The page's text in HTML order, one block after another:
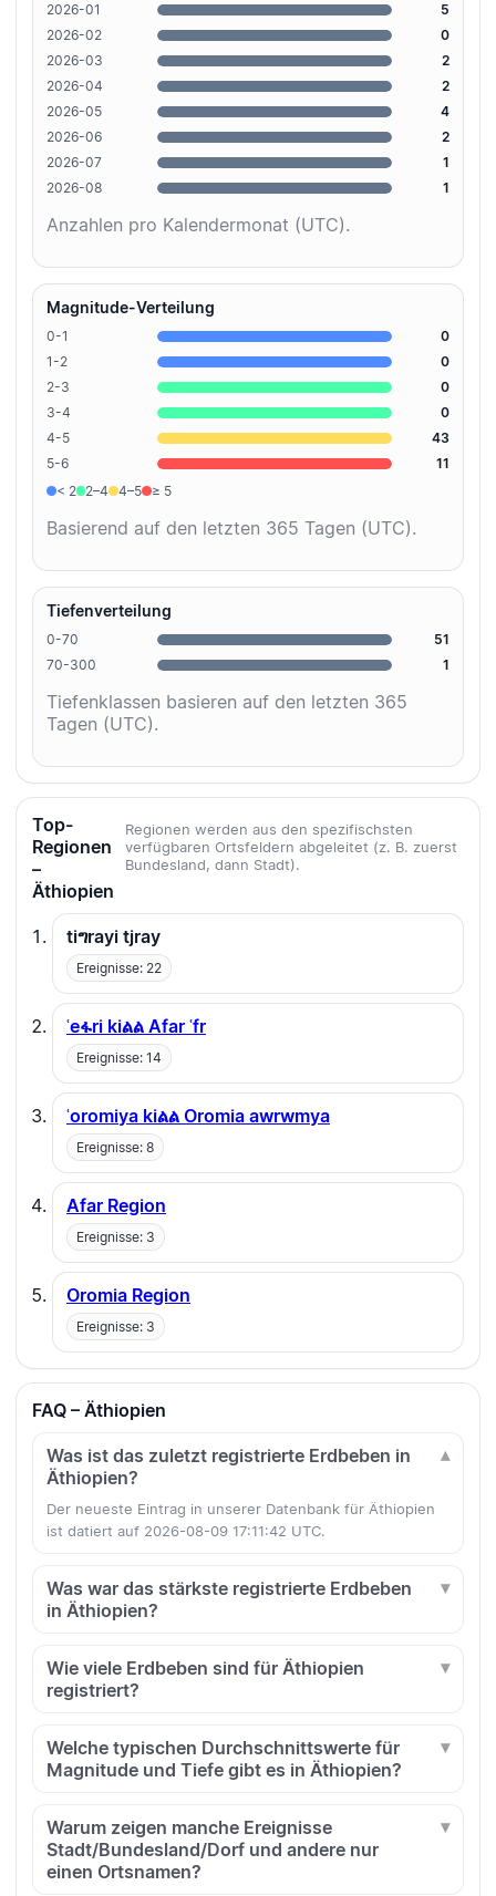
2026-01
5
2026-02
0
2026-03
2
2026-04
2
2026-05
4
2026-06
2
2026-07
1
2026-08
1
Anzahlen pro Kalendermonat (UTC).
Magnitude-Verteilung
0-1
0
1-2
0
2-3
0
3-4
0
4-5
43
5-6
11
< 2
2–4 4–5 ≥ 5
Basierend auf den letzten 365 Tagen (UTC).
Tiefenverteilung
0-70
51
70-300
1
Tiefenklassen basieren auf den letzten 365
Tagen (UTC).
Top-
Regionen
–
Äthiopien
Regionen werden aus den spezifischsten
verfügbaren Ortsfeldern abgeleitet (z. B. zuerst
Bundesland, dann Stadt).
tiግrayi tjray
Ereignisse: 22
ʿeፋri kiልል Afar ʿfr
Ereignisse: 14
ʿoromiya kiልል Oromia awrwmya
Ereignisse: 8
Afar Region
Ereignisse: 3
Oromia Region
Ereignisse: 3
FAQ – Äthiopien
Was ist das zuletzt registrierte Erdbeben in
Äthiopien?
Der neueste Eintrag in unserer Datenbank für Äthiopien
ist datiert auf 2026-08-09 17:11:42 UTC.
Was war das stärkste registrierte Erdbeben
in Äthiopien?
Wie viele Erdbeben sind für Äthiopien
registriert?
Welche typischen Durchschnittswerte für
Magnitude und Tiefe gibt es in Äthiopien?
Warum zeigen manche Ereignisse
Stadt/Bundesland/Dorf und andere nur
einen Ortsnamen?